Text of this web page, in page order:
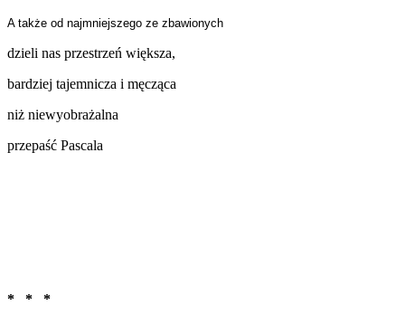
A także od najmniejszego ze zbawionych
dzieli nas przestrzeń większa,
bardziej tajemnicza i męcząca
niż niewyobrażalna
przepaść Pascala
* * *